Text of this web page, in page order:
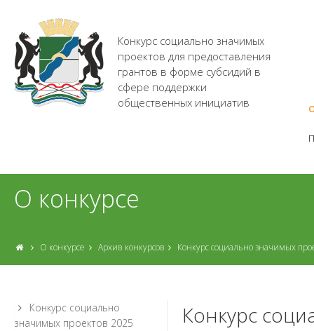
Конкурс социально значимых
проектов для предоставления
грантов в форме субсидий в
сфере поддержки
общественных инициатив
О конкурсе
О конкурсе Архив конкурсов Конкурс социально значимых
Конкурс социально
значимых проектов 2025
Конкурс